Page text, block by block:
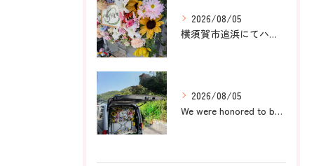
2026/08/05
横須賀市追浜にてハムスターのみかんちゃんのペット火葬のお手伝...
2026/08/05
We were honored to be by your ...